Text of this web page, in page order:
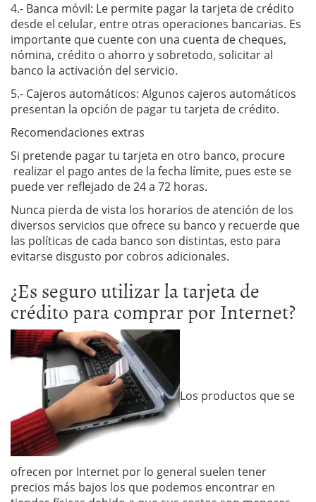
4.- Banca móvil: Le permite pagar la tarjeta de crédito
desde el celular, entre otras operaciones bancarias. Es
importante que cuente con una cuenta de cheques,
nómina, crédito o ahorro y sobretodo, solicitar al
banco la activación del servicio.
5.- Cajeros automáticos: Algunos cajeros automáticos
presentan la opción de pagar tu tarjeta de crédito.
Recomendaciones extras
Si pretende pagar tu tarjeta en otro banco, procure
realizar el pago antes de la fecha límite, pues este se
puede ver reflejado de 24 a 72 horas.
Nunca pierda de vista los horarios de atención de los
diversos servicios que ofrece su banco y recuerde que
las políticas de cada banco son distintas, esto para
evitarse disgusto por cobros adicionales.
¿Es seguro utilizar la tarjeta de
crédito para comprar por Internet?
Los productos que se
ofrecen por Internet por lo general suelen tener
precios más bajos los que podemos encontrar en